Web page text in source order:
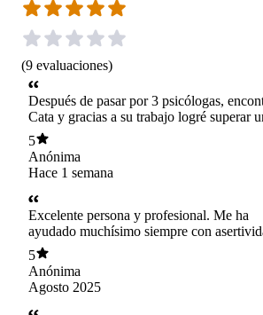
(9 evaluaciones)
Después de pasar por 3 psicólogas,
Cata y gracias a su trabajo logré superar
TCA que me estaba matando. Es una
maravillosa y desde la primera sesión dije
me quedo.
5
Anónima
Hace 1 semana
Excelente persona y profesional. Me ha
ayudado muchísimo siempre con
empatia. Agradezco haber llegado donde
porque de su mano recobre la esperanza!
5
Anónima
Agosto 2025